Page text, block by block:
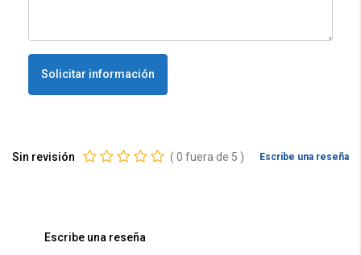
Solicitar información
Sin revisión ( 0 fuera de 5 ) Escribe una reseña
Escribe una reseña